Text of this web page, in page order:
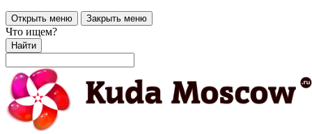
Открыть меню Закрыть меню
Что ищем?
Найти